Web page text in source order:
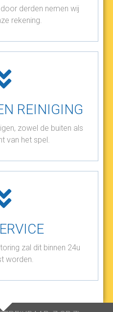
derden nemen wij
rekening.
REINIGING
zowel de buiten als
van het spel.
zal dit binnen 24u
worden.